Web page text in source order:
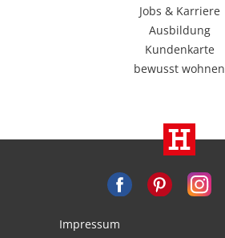
Jobs & Karriere
Ausbildung
Kundenkarte
bewusst wohnen
Impressum